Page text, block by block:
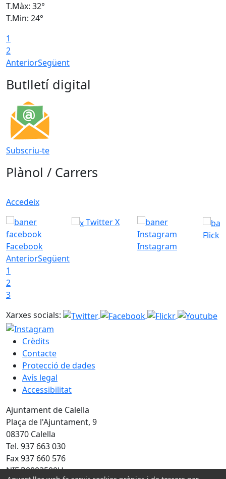
T.Màx: 32°
T.Min: 24°
1
2
AnteriorSegüent
Butlletí digital
Subscriu-te
Plànol / Carrers
Accedeix
Facebook
Twitter X
Instagram
Flickr
AnteriorSegüent
1
2
3
Xarxes socials:
Crèdits
Contacte
Protecció de dades
Avís legal
Accessibilitat
Ajuntament de Calella
Plaça de l'Ajuntament, 9
08370 Calella
Tel. 937 663 030
Fax 937 660 576
NIF P0803500H